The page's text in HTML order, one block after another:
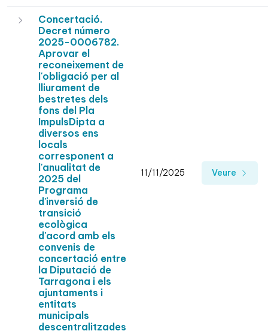
Concertació.
Decret número
2025-0006782.
Aprovar el
reconeixement de
l'obligació per al
lliurament de
bestretes dels
fons del Pla
ImpulsDipta a
diversos ens
locals
corresponent a
l'anualitat de
2025 del
Programa
d'inversió de
transició
ecològica
d'acord amb els
convenis de
concertació entre
la Diputació de
Tarragona i els
ajuntaments i
entitats
municipals
descentralitzades
11/11/2025 Veure